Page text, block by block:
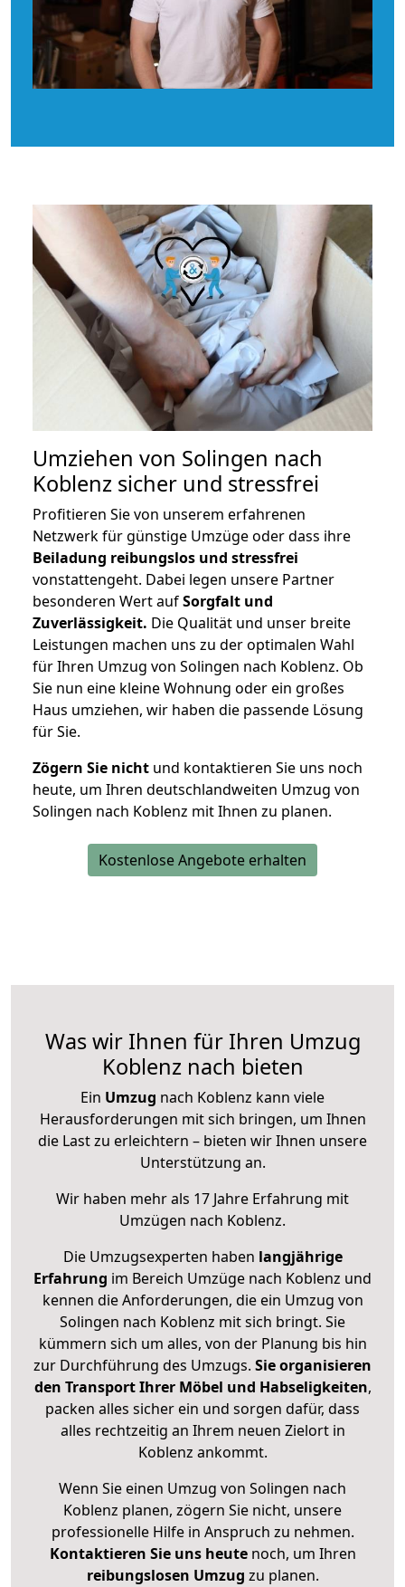
Umziehen von Solingen nach
Koblenz sicher und stressfrei
Profitieren Sie von unserem erfahrenen
Netzwerk für günstige Umzüge oder dass ihre
Beiladung reibungslos und stressfrei
vonstattengeht. Dabei legen unsere Partner
besonderen Wert aufSorgfalt und
Zuverlässigkeit. Die Qualität und unser breite
Leistungen machen uns zu der optimalen Wahl
für Ihren Umzug von Solingen nach Koblenz. Ob
Sie nun eine kleine Wohnung oder ein großes
Haus umziehen, wir haben die passende Lösung
für Sie.
Zögern Sie nicht und kontaktieren Sie uns noch
heute, um Ihren deutschlandweiten Umzug von
Solingen nach Koblenz mit Ihnen zu planen.
Kostenlose Angebote erhalten
Was wir Ihnen für Ihren Umzug
Koblenz nach bieten
Ein Umzug nach Koblenz kann viele
Herausforderungen mit sich bringen, um Ihnen
die Last zu erleichtern – bieten wir Ihnen unsere
Unterstützung an.
Wir haben mehr als 17 Jahre Erfahrung mit
Umzügen nach Koblenz.
Die Umzugsexperten haben langjährige
Erfahrung im Bereich Umzüge nach Koblenz und
kennen die Anforderungen, die ein Umzug von
Solingen nach Koblenz mit sich bringt. Sie
kümmern sich um alles, von der Planung bis hin
zur Durchführung des Umzugs. Sie organisieren
den Transport Ihrer Möbel und Habseligkeiten,
packen alles sicher ein und sorgen dafür, dass
alles rechtzeitig an Ihrem neuen Zielort in
Koblenz ankommt.
Wenn Sie einen Umzug von Solingen nach
Koblenz planen, zögern Sie nicht, unsere
professionelle Hilfe in Anspruch zu nehmen.
Kontaktieren Sie uns heutenoch, um Ihren
reibungslosen Umzug zu planen.